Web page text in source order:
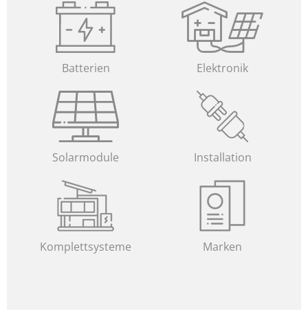
Batterien Elektronik
Solarmodule Installation
Komplettsysteme Marken